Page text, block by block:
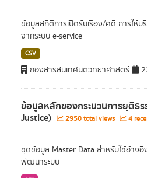
ข้อมูลสถิติการเปิดรับเรื่อง/คดี การให้
จากระบบ e-service
CSV
กองสารสนเทศนิติวิทยาศาสตร์
ข้อมูลหลักของกระบวนการยุติธร
Justice) 2950 total views 4
ชุดข้อมูล Master Data สำหรับใช้อ้าง
พัฒนาระบบ